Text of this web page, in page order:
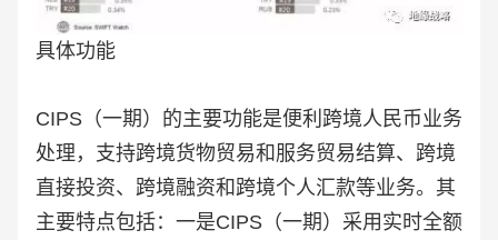
具体功能
CIPS（一期）的主要功能是便利跨境人民币业务
处理，支持跨境货物贸易和服务贸易结算、跨境
直接投资、跨境融资和跨境个人汇款等业务。其
主要特点包括：一是CIPS（一期）采用实时全额